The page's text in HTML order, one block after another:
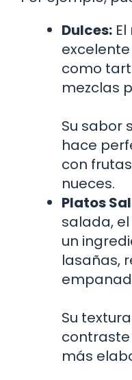
Dulces:
como
mezclas
Su sabor
hace
con
nueces.
Platos
salada,
un
lasañas,
Su
más